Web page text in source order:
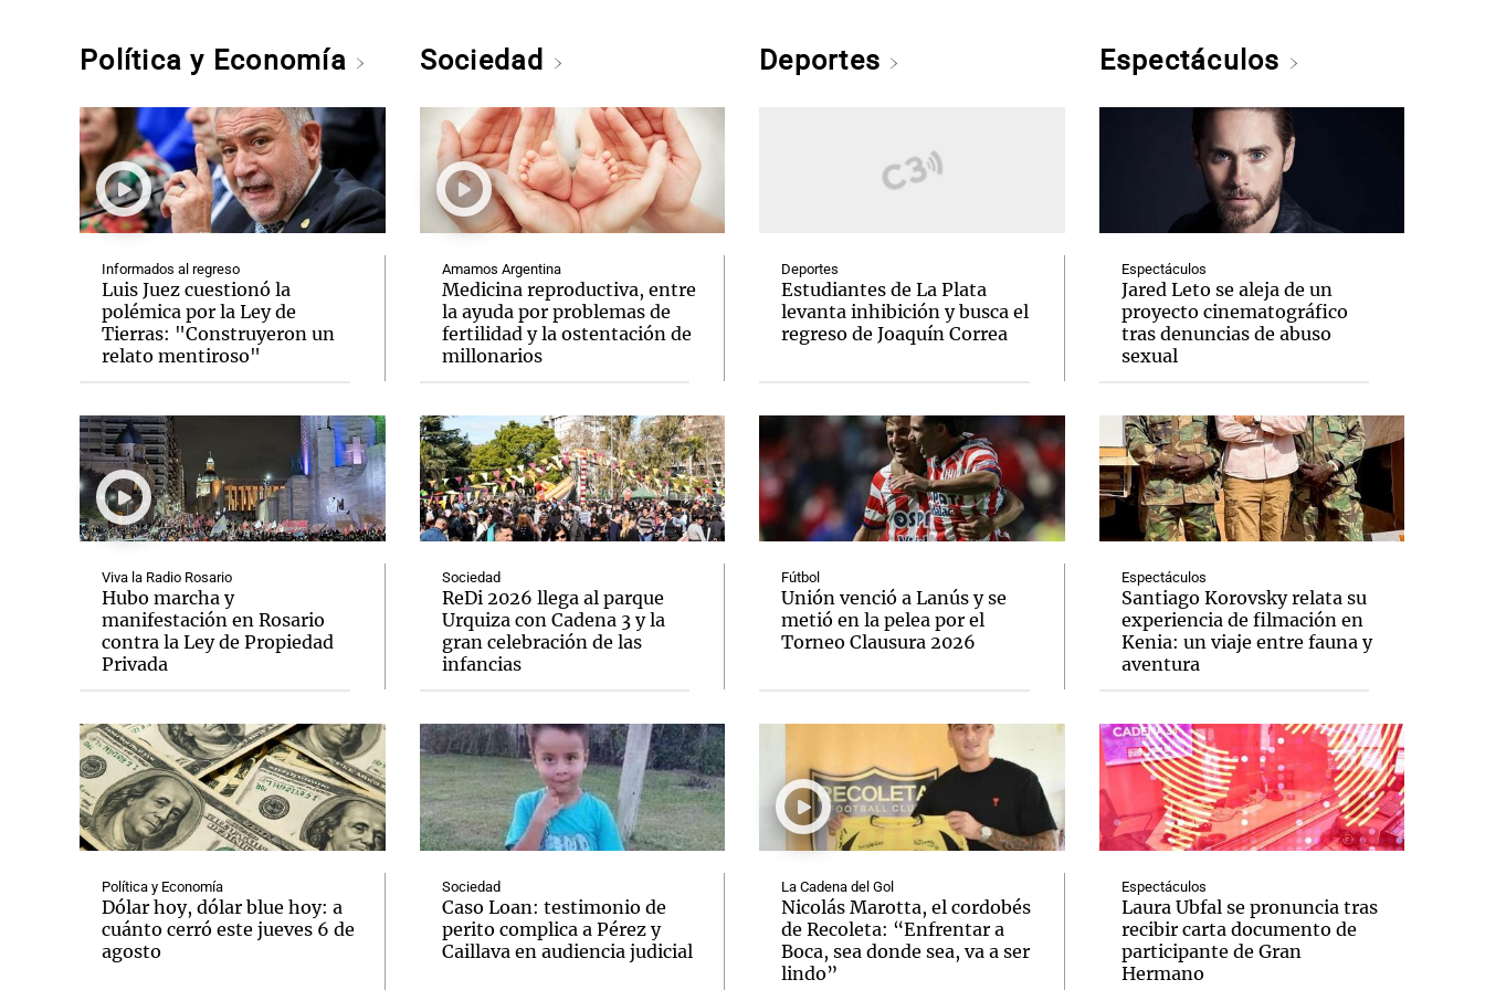
Política y Economía
Informados al regreso
Luis Juez cuestionó la
polémica por la Ley de
Tierras: "Construyeron un
relato mentiroso"
Viva la Radio Rosario
Hubo marcha y
manifestación en Rosario
contra la Ley de Propiedad
Privada
Política y Economía
Dólar hoy, dólar blue hoy: a
cuánto cerró este jueves 6 de
agosto
Sociedad
Amamos Argentina
Medicina reproductiva, entre
la ayuda por problemas de
fertilidad y la ostentación de
millonarios
Sociedad
ReDi 2026 llega al parque
Urquiza con Cadena 3 y la
gran celebración de las
infancias
Sociedad
Caso Loan: testimonio de
perito complica a Pérez y
Caillava en audiencia judicial
Deportes
Deportes
Estudiantes de La Plata
levanta inhibición y busca el
regreso de Joaquín Correa
Fútbol
Unión venció a Lanús y se
metió en la pelea por el
Torneo Clausura 2026
La Cadena del Gol
Nicolás Marotta, el cordobés
de Recoleta: “Enfrentar a
Boca, sea donde sea, va a ser
lindo”
Espectáculos
Espectáculos
Jared Leto se aleja de un
proyecto cinematográfico
tras denuncias de abuso
sexual
Espectáculos
Santiago Korovsky relata su
experiencia de filmación en
Kenia: un viaje entre fauna y
aventura
Espectáculos
Laura Ubfal se pronuncia tras
recibir carta documento de
participante de Gran
Hermano
Notas Notas
El huracán de Arequito
Notas
Cadena 3 en Groenlandia
Notas